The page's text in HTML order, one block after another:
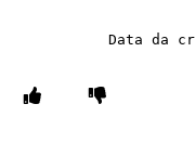
Data da